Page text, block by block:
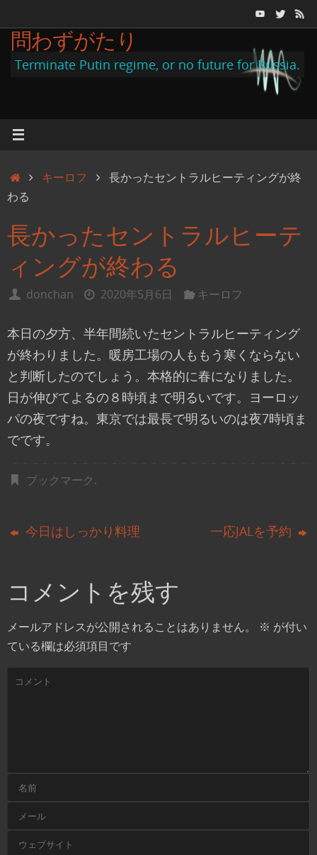
ン
ッ
プ
問わずがたり
Terminate Putin regime, or no future for Russia.
ホ
ー
キーロフ
長かったセントラルヒーティングが終
わる
長かったセントラルヒーテ
ィングが終わる
donchan 2020年5月6日 キーロフ
本日の夕方、半年間続いたセントラルヒーティング
が終わりました。暖房工場の人ももう寒くならない
と判断したのでしょう。本格的に春になりました。
日が伸びてよるの８時頃まで明るいです。ヨーロッ
パの夜ですね。東京では最長で明るいのは夜7時頃ま
でです。
ブックマーク.
今日はしっかり料理 一応JALを予約
コメントを残す
メールアドレスが公開されることはありません。 ※ が付い
ている欄は必須項目です